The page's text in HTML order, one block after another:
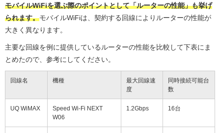
モバイルWiFiを選ぶ際のポイントとして「ルーターの性能」も挙げ
られます。モバイルWiFiは、契約する回線によりルーターの性能が
大きく異なります。
主要な回線を例に提供しているルーターの性能を比較して下表にま
とめたので、参考にしてください。
回線名 機種
最大回線速
度
同時接続可能台
数
UQ WiMAX
Speed Wi-Fi NEXT
W06
1.2Gbps 16台